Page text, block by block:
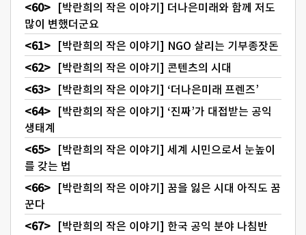
[박란희의 작은 이야기] 더나은미래와 함께 저도
많이 변했더군요
[박란희의 작은 이야기] NGO 살리는 기부종잣돈
[박란희의 작은 이야기] 콘텐츠의 시대
[박란희의 작은 이야기] ‘더나은미래 프렌즈’
[박란희의 작은 이야기] ‘진짜’가 대접받는 공익
생태계
[박란희의 작은 이야기] 세계 시민으로서 눈높이
를 갖는 법
[박란희의 작은 이야기] 꿈을 잃은 시대 아직도 꿈
꾼다
[박란희의 작은 이야기] 한국 공익 분야 나침반